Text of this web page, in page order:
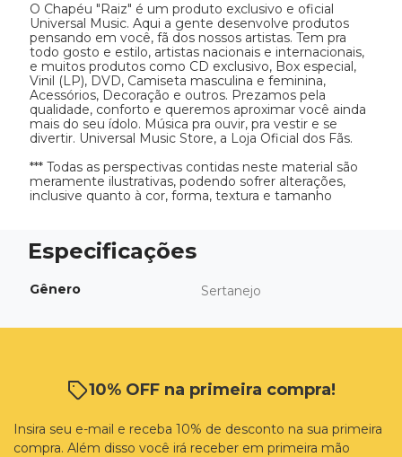
O Chapéu "Raiz" é um produto exclusivo e oficial
Universal Music. Aqui a gente desenvolve produtos
pensando em você, fã dos nossos artistas. Tem pra
todo gosto e estilo, artistas nacionais e internacionais,
e muitos produtos como CD exclusivo, Box especial,
Vinil (LP), DVD, Camiseta masculina e feminina,
Acessórios, Decoração e outros. Prezamos pela
qualidade, conforto e queremos aproximar você ainda
mais do seu ídolo. Música pra ouvir, pra vestir e se
divertir. Universal Music Store, a Loja Oficial dos Fãs.
*** Todas as perspectivas contidas neste material são
meramente ilustrativas, podendo sofrer alterações,
inclusive quanto à cor, forma, textura e tamanho
Gênero Sertanejo
10% OFF na primeira compra!
Insira seu e-mail e receba 10% de desconto na sua primeira
compra. Além disso você irá receber em primeira mão